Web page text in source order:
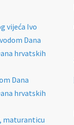
vijeća Ivo
Dana
hrvatskih
Dana
hrvatskih
maturanticu